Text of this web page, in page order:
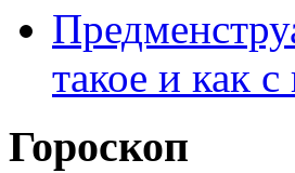
такое и как
Гороскоп